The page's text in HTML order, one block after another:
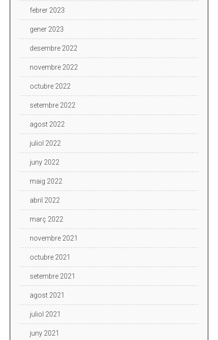
febrer 2023
gener 2023
desembre 2022
novembre 2022
octubre 2022
setembre 2022
agost 2022
juliol 2022
juny 2022
maig 2022
abril 2022
març 2022
novembre 2021
octubre 2021
setembre 2021
agost 2021
juliol 2021
juny 2021